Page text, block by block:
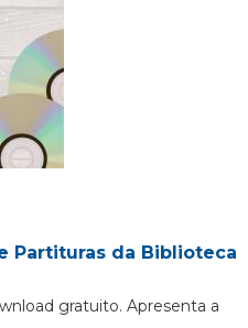
Partituras da Biblioteca
gratuito. Apresenta a